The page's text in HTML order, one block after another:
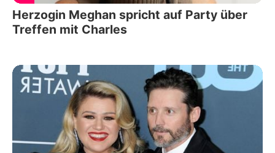
Herzogin Meghan spricht auf Party über
Treffen mit Charles